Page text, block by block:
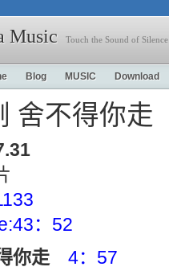
Music Touch the Sound of Silence
Blog MUSIC Download
舍不得你走
：52
你走
4：57